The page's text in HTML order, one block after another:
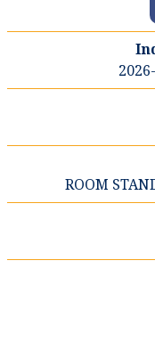
ROOM